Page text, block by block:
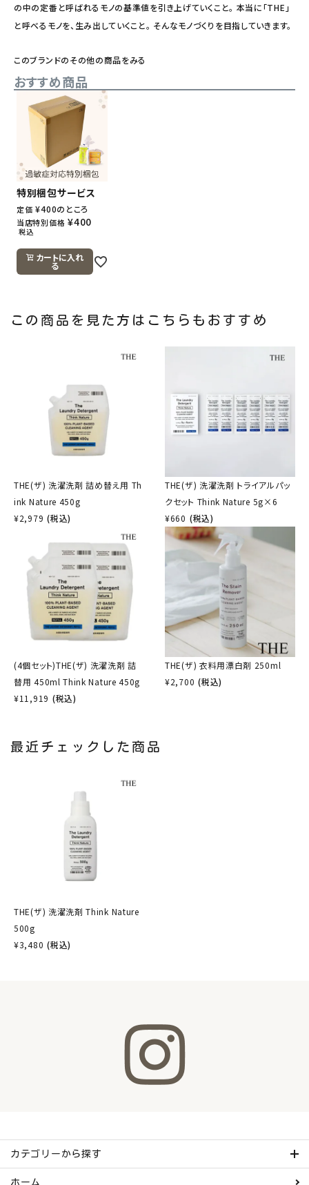
の中の定番と呼ばれるモノの基準値を引き上げていくこと。 本当に「THE」
と呼べるモノを、生み出していくこと。 そんなモノづくりを目指していきます。
このブランドのその他の商品をみる
おすすめ商品
特別梱包サービス
定価 ¥400のところ
当店特別価格 ¥400
税込
カートに入れ
る
この商品を見た方はこちらもおすすめ
THE(ザ) 洗濯洗剤 詰め替え用 Th
ink Nature 450g
¥2,979 (税込)
THE(ザ) 洗濯洗剤 トライアルパッ
クセット Think Nature 5g×6
¥660 (税込)
(4個セット)THE(ザ) 洗濯洗剤 詰
替用 450ml Think Nature 450g
¥11,919 (税込)
THE(ザ) 衣料用漂白剤 250ml
¥2,700 (税込)
最近チェックした商品
THE(ザ) 洗濯洗剤 Think Nature
500g
¥3,480 (税込)
カテゴリーから探す
ホーム